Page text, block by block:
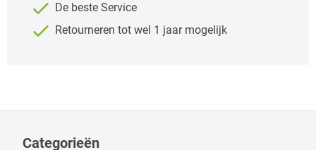
De beste Service
Retourneren tot wel 1 jaar mogelijk
Categorieën